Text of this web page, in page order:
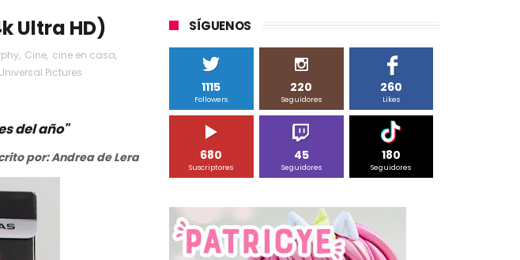
Ultra HD)
, Cine, cine en casa,
Universal Pictures
del año"
por: Andrea de Lera
SÍGUENOS
1115
Followers
220
Seguidores
260
Likes
680
Suscriptores
45
Seguidores
180
Seguidores